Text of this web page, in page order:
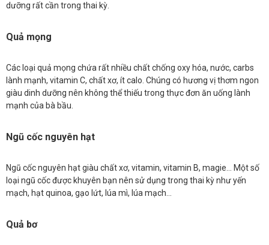
dưỡng rất cần trong thai kỳ.
Quả mọng
Các loại quả mọng chứa rất nhiều chất chống oxy hóa, nước, carbs
lành mạnh, vitamin C, chất xơ, ít calo. Chúng có hương vị thơm ngon
giàu dinh dưỡng nên không thể thiếu trong thực đơn ăn uống lành
mạnh của bà bầu.
Ngũ cốc nguyên hạt
Ngũ cốc nguyên hạt giàu chất xơ, vitamin, vitamin B, magie… Một số
loại ngũ cốc được khuyên bạn nên sử dụng trong thai kỳ như yến
mạch, hạt quinoa, gạo lứt, lúa mì, lúa mạch…
Quả bơ